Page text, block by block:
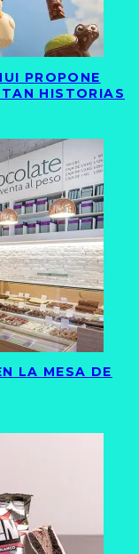
PROPONE
HISTORIAS
LA MESA DE